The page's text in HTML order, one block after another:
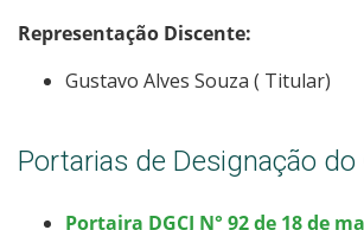
Representação Discente:
Gustavo Alves Souza ( Titular)
Portarias de Designação do
Portaira DGCJ N° 92 de 18 de